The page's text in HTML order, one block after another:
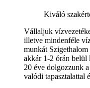
Kiváló
Vállaljuk
illetve mindenféle
munkát
akkár 1-2 órán
20 éve dolgozzunk
valódi tapasztalattal